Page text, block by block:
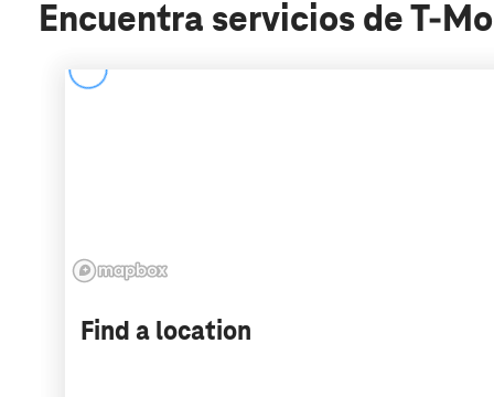
Encuentra servicios de T-
Find a location